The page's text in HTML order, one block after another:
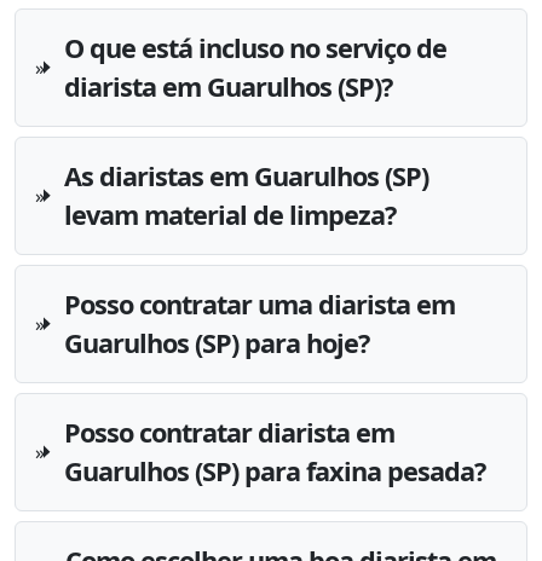
O que está incluso no serviço de
diarista em Guarulhos (SP)?
As diaristas em Guarulhos (SP)
levam material de limpeza?
Posso contratar uma diarista em
Guarulhos (SP) para hoje?
Posso contratar diarista em
Guarulhos (SP) para faxina pesada?